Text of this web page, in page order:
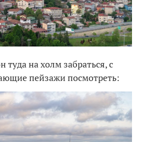
туда на холм забраться, с
пейзажи посмотреть: